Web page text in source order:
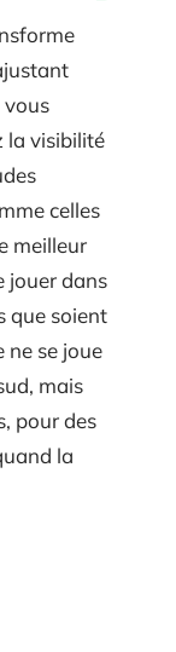
vous
la visibilité
celles
meilleur
jouer dans
que soient
ne se joue
mais
pour des
la